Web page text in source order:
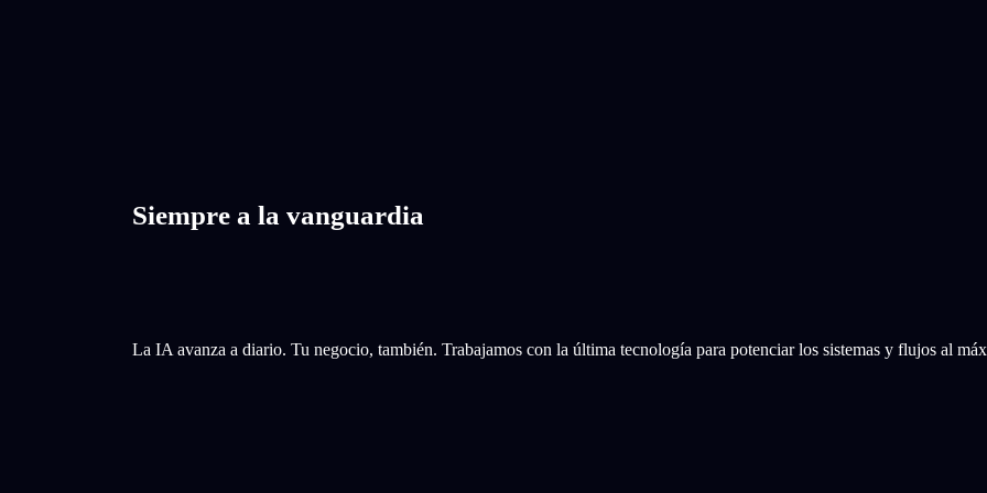
Siempre a la vanguardia
La IA avanza a diario. Tu negocio, también. Trabajamos con la última tecnología para potenciar los sistemas y flujos al